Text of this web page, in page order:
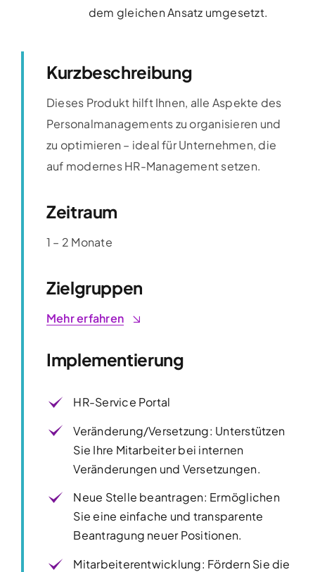
dem gleichen Ansatz umgesetzt​.
Kurzbeschreibung
Dieses Produkt hilft Ihnen, alle Aspekte des
Personalmanagements zu organisieren und
zu optimieren – ideal für Unternehmen, die
auf modernes HR-Management setzen.
Zeitraum
1 – 2 Monate
Zielgruppen
Mehr erfahren
Implementierung
HR-Service Portal
Veränderung/Versetzung: Unterstützen
Sie Ihre Mitarbeiter bei internen
Veränderungen und Versetzungen.
Neue Stelle beantragen: Ermöglichen
Sie eine einfache und transparente
Beantragung neuer Positionen.
Mitarbeiterentwicklung: Fördern Sie die